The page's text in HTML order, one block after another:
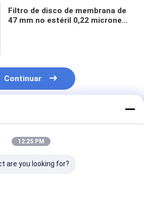
Filtro de disco de membrana de
47 mm no estéril 0,22 micrones
Continuar
12:25 PM
are you looking for?